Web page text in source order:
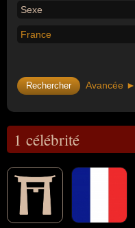
Sexe
France
Avancée ►
1 célébrité